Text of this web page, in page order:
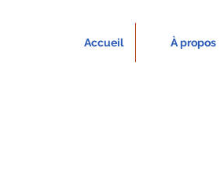
Accueil À propos